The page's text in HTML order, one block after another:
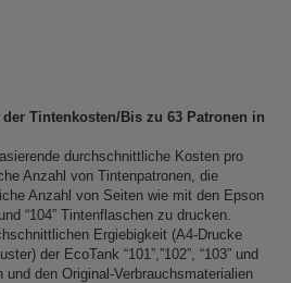
Tintenkosten/Bis zu 63 Patronen in
durchschnittliche Kosten pro
Anzahl von Tintenpatronen, die
Anzahl von Seiten wie mit den Epson
und “104” Tintenflaschen zu drucken.
Ergiebigkeit (A4-Drucke
der EcoTank “101”,”102”, “103” und
und den Original-Verbrauchsmaterialien